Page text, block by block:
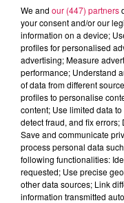
garage Losson à
votre expert en
qui vous
portes à midi. Il en
pour les
Avesnois-Thiérach
parfois, dès 6h30
midi !
À L'ANTENNE
We and our (447) partners
your consent and/or our
information on a device;
profiles for personalised
advertising; Measure
performance; Understand
of data from different
profiles to personalise
content; Use limited data
detect fraud, and fix
Save and communicate
process personal data
following functionalities:
requested; Use precise
other data sources; Link
information transmitted